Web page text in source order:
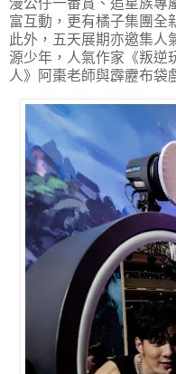
富互動，更有橘子集團全
此外，五天展期亦邀集人
源少年，人氣作家《叛逆
人》阿棗老師與霹靂布袋